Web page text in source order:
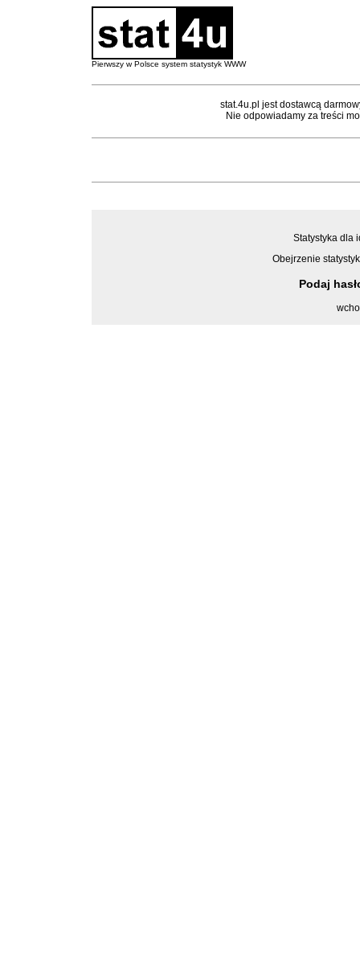
Pierwszy w Polsce system statystyk WWW
stat.4u.pl jest dostawcą
Nie odpowiadamy za treści
Statystyka dla
Obejrzenie
Podaj